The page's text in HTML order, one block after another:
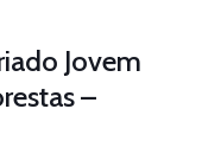
Jovem
–